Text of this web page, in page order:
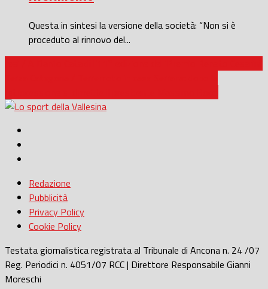
Questa in sintesi la versione della società: “Non si è
proceduto al rinnovo del...
Redazione
Pubblicità
Privacy Policy
Cookie Policy
Testata giornalistica registrata al Tribunale di Ancona n. 24 /07
Reg. Periodici n. 4051/07 RCC | Direttore Responsabile Gianni
Moreschi